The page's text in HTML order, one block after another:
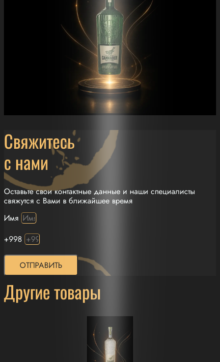
Свяжитесь
с нами
Оставьте свои контактные данные и наши специалисты
свяжутся с Вами в ближайшее время
Имя
+998
ОТПРАВИТЬ
Другие товары